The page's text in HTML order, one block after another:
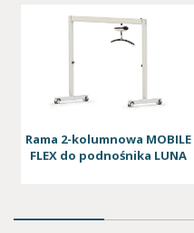
Rama 2-kolumnowa MOBILE
FLEX do podnośnika LUNA